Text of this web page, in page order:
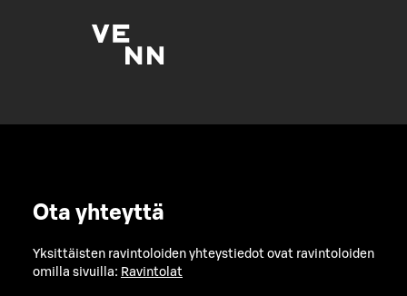
Ota yhteyttä
Yksittäisten ravintoloiden yhteystiedot ovat ravintoloiden
omilla sivuilla: Ravintolat